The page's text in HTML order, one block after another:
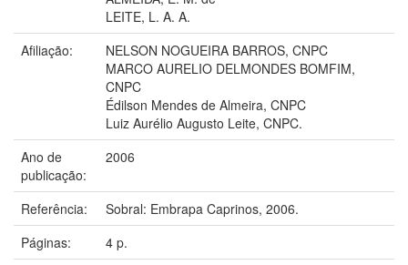
LEITE, L. A. A.
Afiliação:
NELSON NOGUEIRA BARROS, CNPC
MARCO AURELIO DELMONDES BOMFIM,
CNPC
Édilson Mendes de Almeira, CNPC
Luiz Aurélio Augusto Leite, CNPC.
Ano de
publicação:
2006
Referência:
Sobral: Embrapa Caprinos, 2006.
Páginas:
4 p.